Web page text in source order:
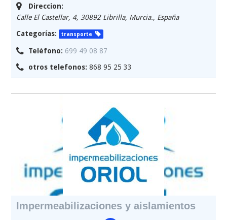
Direccion:
Calle El Castellar, 4, 30892 Librilla, Murcia., España
Categorías:
transporte
Teléfono: 699 49 08 87
otros telefonos: 868 95 25 33
Impermeabilizaciones y aislamientos